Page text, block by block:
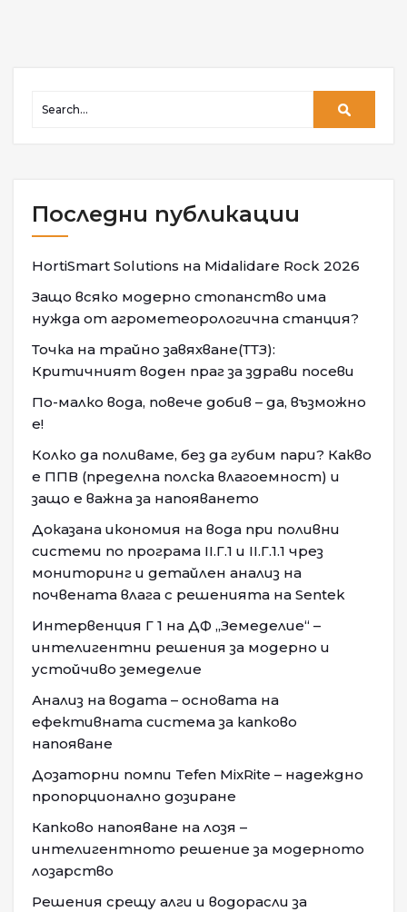
Последни публикации
HortiSmart Solutions на Midalidare Rock 2026
Защо всяко модерно стопанство има
нужда от агрометеорологична станция?
Точка на трайно завяхване(ТТЗ):
Критичният воден праг за здрави посеви
По-малко вода, повече добив – да, възможно
е!
Колко да поливаме, без да губим пари? Какво
е ППВ (пределна полска влагоемност) и
защо е важна за напояването
Доказана икономия на вода при поливни
системи по програма II.Г.1 и II.Г.1.1 чрез
мониторинг и детайлен анализ на
почвената влага с решенията на Sentek
Интервенция Г 1 на ДФ „Земеделие“ –
интелигентни решения за модерно и
устойчиво земеделие
Анализ на водата – основата на
ефективната система за капково
напояване
Дозаторни помпи Tefen MixRite – надеждно
пропорционално дозиране
Капково напояване на лозя –
интелигентното решение за модерното
лозарство
Решения срещу алги и водорасли за